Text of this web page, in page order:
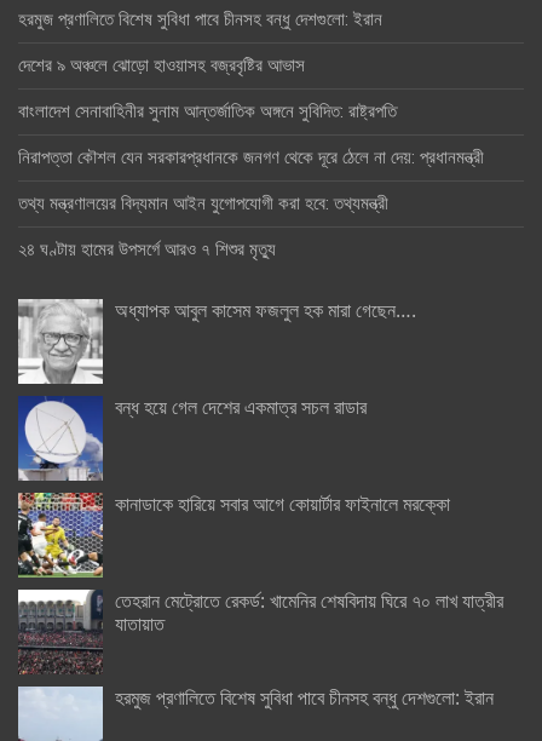
হরমুজ প্রণালিতে বিশেষ সুবিধা পাবে চীনসহ বন্ধু দেশগুলো: ইরান
দেশের ৯ অঞ্চলে ঝোড়ো হাওয়াসহ বজ্রবৃষ্টির আভাস
বাংলাদেশ সেনাবাহিনীর সুনাম আন্তর্জাতিক অঙ্গনে সুবিদিত: রাষ্ট্রপতি
নিরাপত্তা কৌশল যেন সরকারপ্রধানকে জনগণ থেকে দূরে ঠেলে না দেয়: প্রধানমন্ত্রী
তথ্য মন্ত্রণালয়ের বিদ্যমান আইন যুগোপযোগী করা হবে: তথ্যমন্ত্রী
২৪ ঘণ্টায় হামের উপসর্গে আরও ৭ শিশুর মৃত্যু
অধ্যাপক আবুল কাসেম ফজলুল হক মারা গেছেন….
বন্ধ হয়ে গেল দেশের একমাত্র সচল রাডার
কানাডাকে হারিয়ে সবার আগে কোয়ার্টার ফাইনালে মরক্কো
তেহরান মেট্রোতে রেকর্ড: খামেনির শেষবিদায় ঘিরে ৭০ লাখ যাত্রীর
যাতায়াত
হরমুজ প্রণালিতে বিশেষ সুবিধা পাবে চীনসহ বন্ধু দেশগুলো: ইরান